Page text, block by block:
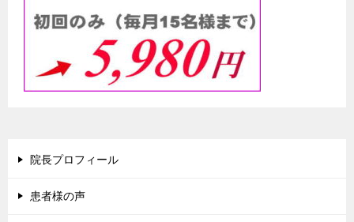
院長プロフィール
患者様の声